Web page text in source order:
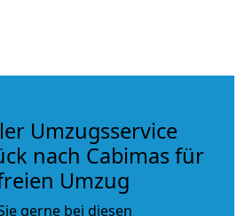
Umzugsservice
nach Cabimas für
Umzug
gerne bei diesen